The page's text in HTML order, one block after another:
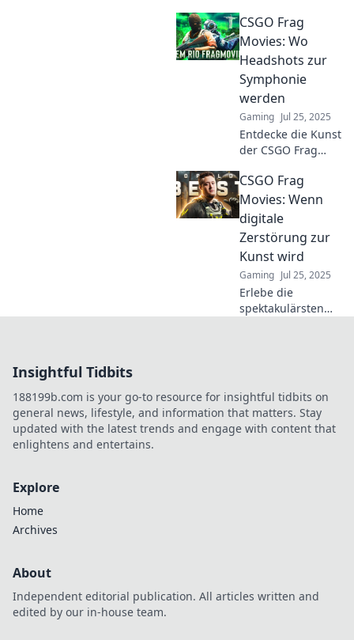
CSGO und erlebe
die ungebremste
Kreativität der
klicken und
inspirieren lassen!
CSGO Frag
Movies: Wo
Headshots zur
Symphonie
werden
Gaming Jul 25, 2025
Entdecke die Kunst
der CSGO Frag
Headshots zu
einem
meisterhaften
Schauspiel
werden. Lass dich
inspirieren und
starte dein
eigenes
Abenteuer!
CSGO Frag
Movies: Wenn
digitale
Zerstörung zur
Kunst wird
Gaming Jul 25, 2025
Erlebe die
spektakulärsten
jetzt und tauche
ein!
Insightful Tidbits
188199b.com is your go-to resource for insightful tidbits on
general news, lifestyle, and information that matters. Stay
updated with the latest trends and engage with content that
enlightens and entertains.
Explore
Home
Archives
About
Independent editorial publication. All articles written and
edited by our in-house team.